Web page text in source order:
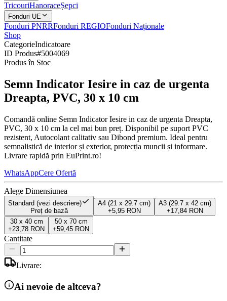
TricouriHanoraceȘepci
Fonduri UE
Fonduri PNRRFonduri REGIOFonduri Naționale
Shop
CategorieIndicatoare
ID Produs#5004069
Produs în Stoc
Semn Indicator Iesire in caz de urgenta
Dreapta, PVC, 30 x 10 cm
Comandă online Semn Indicator Iesire in caz de urgenta Dreapta,
PVC, 30 x 10 cm la cel mai bun preț. Disponibil pe suport PVC
rezistent, Autocolant calitativ sau Dibond premium. Ideal pentru
semnalistică de interior și exterior, protecția muncii și informare.
Livrare rapidă prin EuPrint.ro!
WhatsAppCere Ofertă
Alege Dimensiunea
Standard (vezi descriere)
Preț de bază
A4 (21 x 29.7 cm)
+5,95 RON
A3 (29.7 x 42 cm)
+17,84 RON
30 x 40 cm
+23,78 RON
50 x 70 cm
+59,45 RON
Cantitate
Livrare:
Ai nevoie de altceva?